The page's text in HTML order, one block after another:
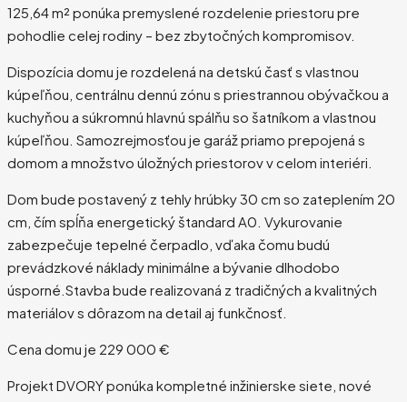
125,64 m² ponúka premyslené rozdelenie priestoru pre
pohodlie celej rodiny – bez zbytočných kompromisov.
Dispozícia domu je rozdelená na detskú časť s vlastnou
kúpeľňou, centrálnu dennú zónu s priestrannou obývačkou a
kuchyňou a súkromnú hlavnú spálňu so šatníkom a vlastnou
kúpeľňou. Samozrejmosťou je garáž priamo prepojená s
domom a množstvo úložných priestorov v celom interiéri.
Dom bude postavený z tehly hrúbky 30 cm so zateplením 20
cm, čím spĺňa energetický štandard A0. Vykurovanie
zabezpečuje tepelné čerpadlo, vďaka čomu budú
prevádzkové náklady minimálne a bývanie dlhodobo
úsporné.Stavba bude realizovaná z tradičných a kvalitných
materiálov s dôrazom na detail aj funkčnosť.
Cena domu je 229 000 €
Projekt DVORY ponúka kompletné inžinierske siete, nové